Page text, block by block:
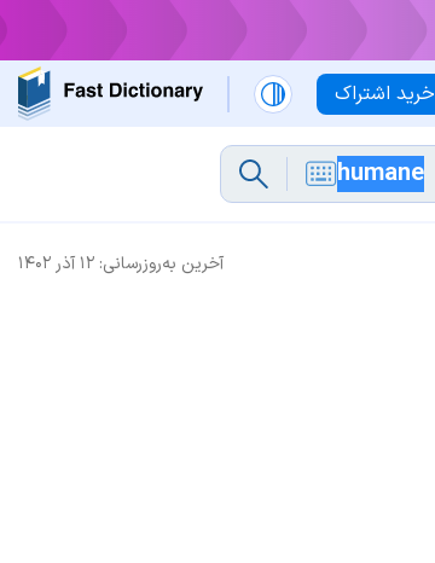
خرید اشتراک
آخرین به‌روزرسانی: ۱۲ آذر ۱۴۰۲